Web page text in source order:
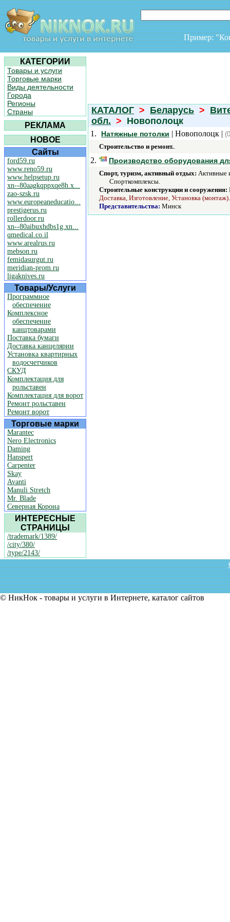
Пример:
КАТЕГОРИИ
Товары и услуги
Торговые марки
Виды деятельности
Города
Регионы
Страны
РЕКЛАМА
НОВОЕ
Сайты
ford59.ru
www.reno59.ru
www.helpsetup.ru
xn--80aagkqppxqe8h.x...
zao-szsk.ru
www.europeaneducatio...
prestigerus.ru
rollerdoor.ru
xn--80aibuxhdbs1g.xn...
qmedical.co.il
www.arealrus.ru
mebson.ru
femidasurgut.ru
meridian-prom.ru
ligaknives.ru
Товары/Услуги
Программное
обеспечение
Комплексное
обеспечение
канцтоварами
Поставка бумаги
Доставка канцелярии
Установка квартирных
водосчетчиков
СКУД
Комплектация для
рольставен
Комплектация для ворот
Ремонт рольставен
Ремонт ворот
Торговые марки
Marantec
Nero Electronics
Daming
Hanspert
Carpenter
Skay
Avanti
Manuli Stretch
Mr. Blade
Северная Корона
ИНТЕРЕСНЫЕ
СТРАНИЦЫ
/trademark/1389/
/city/380/
/type/2143/
КАТАЛОГ > Беларусь >
обл. > Новополоцк
1. Натяжные потолки | Новополоцк |
Строительство и ремонт..
2. Производство оборудования
Спорт, туризм, активный отдых: Активные
Спорткомплексы.
Строительные конструкции и сооружения:
Доставка, Изготовление, Установка (монтаж).
Представительства: Минск
© НикНок - товары и услуги в Интернете, каталог сайтов